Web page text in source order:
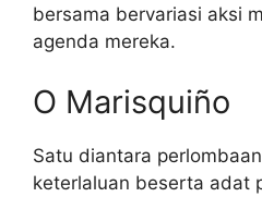
bersama bervariasi aksi
agenda mereka.
O Marisquiño
Satu diantara
keterlaluan beserta adat